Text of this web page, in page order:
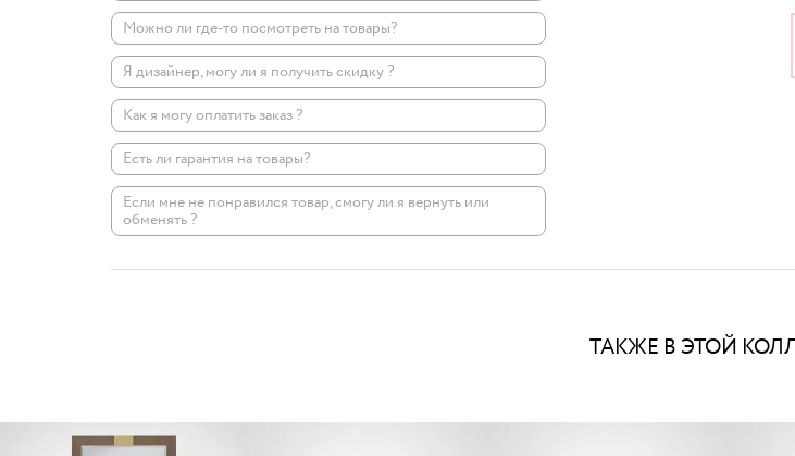
Можно ли где-то посмотреть на товары?
Я дизайнер, могу ли я получить скидку ?
Как я могу оплатить заказ ?
Есть ли гарантия на товары?
Если мне не понравился товар, смогу ли я вернуть или
обменять ?
ТАКЖЕ В ЭТОЙ